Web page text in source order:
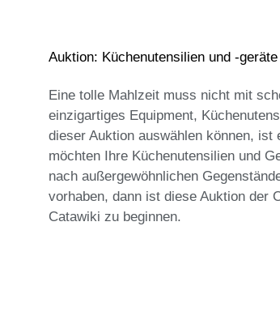
Auktion: Küchenutensilien und -geräte
Eine tolle Mahlzeit muss nicht mit
einzigartiges Equipment,
dieser Auktion auswählen können,
möchten Ihre Küchenutensilien und
nach außergewöhnlichen
vorhaben, dann ist diese Auktion der
Catawiki zu beginnen.